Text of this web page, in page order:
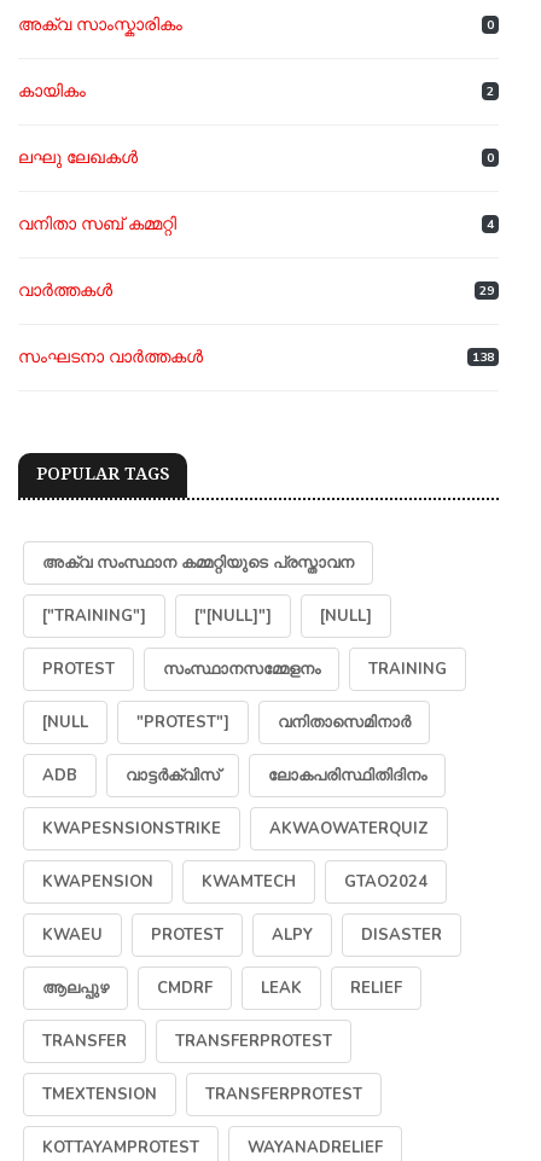
അക്വ സാംസ്കാരികം 0
കായികം 2
ലഘു ലേഖകൾ 0
വനിതാ സബ് കമ്മറ്റി 4
വാർത്തകൾ 29
സംഘടനാ വാർത്തകൾ 138
POPULAR TAGS
അക്വ സംസ്ഥാന കമ്മറ്റിയുടെ പ്രസ്താവന
["TRAINING"] ["[NULL]"] [NULL]
PROTEST സംസ്ഥാനസമ്മേളനം TRAINING
[NULL "PROTEST"] വനിതാസെമിനാർ
ADB വാട്ടർക്വിസ് ലോകപരിസ്ഥിതിദിനം
KWAPESNSIONSTRIKE AKWAOWATERQUIZ
KWAPENSION KWAMTECH GTAO2024
KWAEU PROTEST ALPY DISASTER
ആലപ്പുഴ CMDRF LEAK RELIEF
TRANSFER TRANSFERPROTEST
TMEXTENSION TRANSFERPROTEST
KOTTAYAMPROTEST WAYANADRELIEF